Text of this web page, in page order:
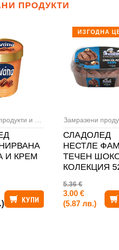
ПРОДУКТИ
,Сладоледи
И КРЕМ
КУПИ
ИЗГОДНА
СЛАДОЛЕД
НЕСТЛЕ
ТЕЧЕН
КОЛЕКЦИЯ
5.36 €
3.00 €
(5.87 лв.)